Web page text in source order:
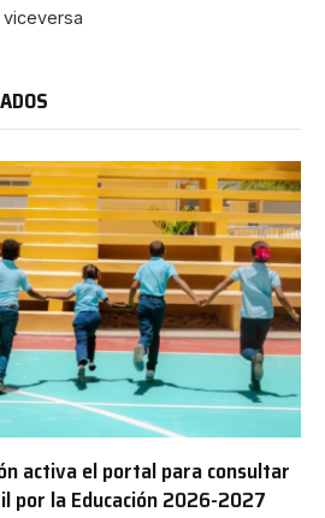
activa el portal para consultar
por la Educación 2026-2027